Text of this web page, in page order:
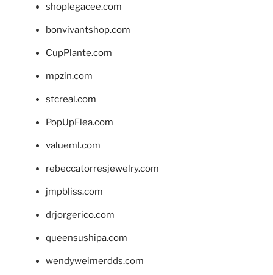
shoplegacee.com
bonvivantshop.com
CupPlante.com
mpzin.com
stcreal.com
PopUpFlea.com
valueml.com
rebeccatorresjewelry.com
jmpbliss.com
drjorgerico.com
queensushipa.com
wendyweimerdds.com